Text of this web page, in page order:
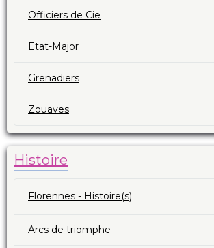
Officiers de Cie
Etat-Major
Grenadiers
Zouaves
Histoire
Florennes - Histoire(s)
Arcs de triomphe